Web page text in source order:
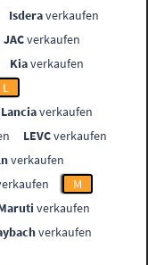
Isderaverkaufen
JACverkaufen
Kiaverkaufen
L
Lanciaverkaufen
LEVCverkaufen
verkaufen
M
verkaufen
verkaufen